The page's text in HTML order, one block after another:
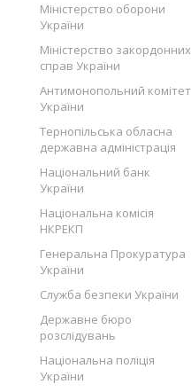
Міністерство оборони
України
Міністерство закордонних
справ України
Антимонопольний комітет
України
Тернопільська обласна
державна адміністрація
Національний банк
України
Національна комісія
НКРЕКП
Генеральна Прокуратура
України
Служба безпеки України
Державне бюро
розслідувань
Національна поліція
України